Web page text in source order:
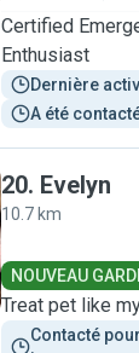
Certified
Enthusiast
Dernière
A été
20. Evelyn
10.7 km
NOUVEAU
Treat pet like
Contacté